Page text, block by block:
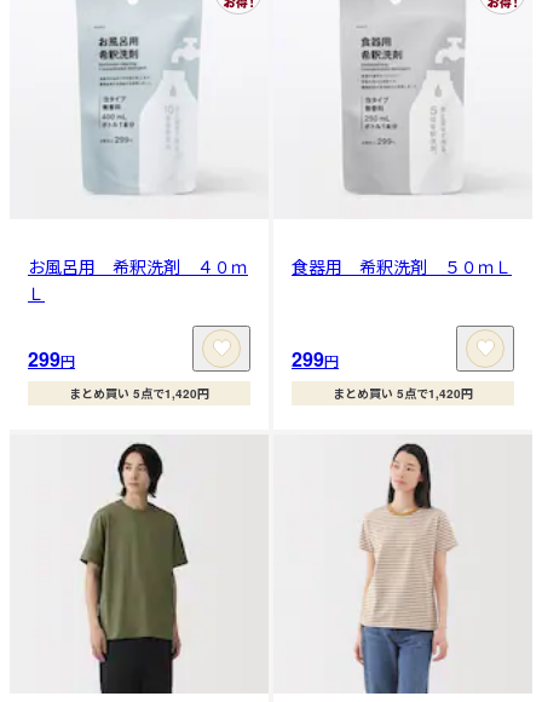
お風呂用 希釈洗剤 ４０ｍ
Ｌ
299円
まとめ買い 5点で1,420円
食器用 希釈洗剤 ５０ｍＬ
299円
まとめ買い 5点で1,420円